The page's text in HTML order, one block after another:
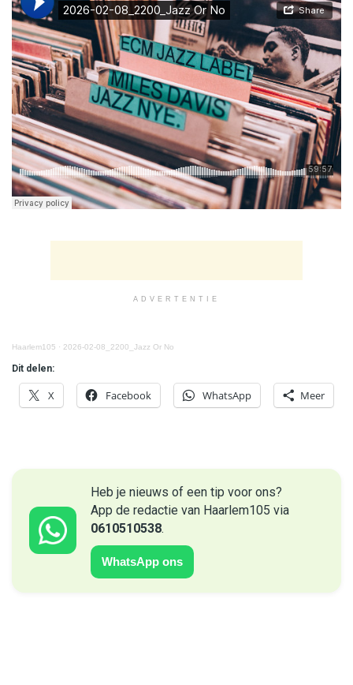
ADVERTENTIE
Haarlem105 · 2026-02-08_2200_Jazz Or No
Dit delen:
X Facebook WhatsApp Meer
Heb je nieuws of een tip voor ons?
App de redactie van Haarlem105 via
0610510538.
WhatsApp ons